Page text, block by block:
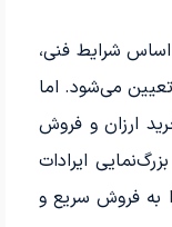
شرایط فنی،
می‌شود. اما
ارزان و فروش
ایرادات
به فروش سریع و